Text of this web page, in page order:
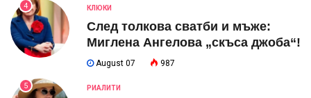
4 КЛЮКИ
След толкова сватби и мъже:
Миглена Ангелова „скъса джоба“!
August 07 987
5 РИАЛИТИ